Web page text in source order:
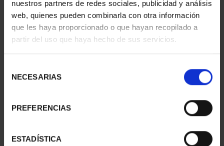
nuestros partners de redes sociales, publicidad y análisis
web, quienes pueden combinarla con otra información
que les haya proporcionado o que hayan recopilado a
partir del uso que haya hecho de sus servicios.
NECESARIAS
PREFERENCIAS
ESTADÍSTICA
PROVINCIA 1
SUSCRIPCIÓN
CAPITALES DE
PROVINCIA 2